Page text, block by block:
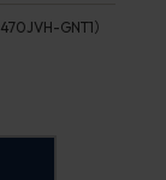
470JVH-GNT1）